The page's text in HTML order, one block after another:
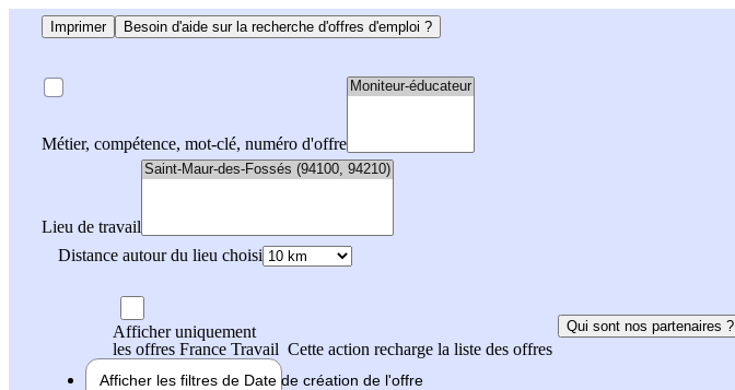
Imprimer Besoin d'aide sur la recherche d'offres d'emploi ?
Métier, compétence, mot-clé, numéro d'offre
Lieu de travail
Distance autour du lieu choisi
Afficher uniquement
les offres France Travail Cette action recharge la liste des offres
Qui sont nos partenaires ?
Afficher les filtres de Date de création de l'offre